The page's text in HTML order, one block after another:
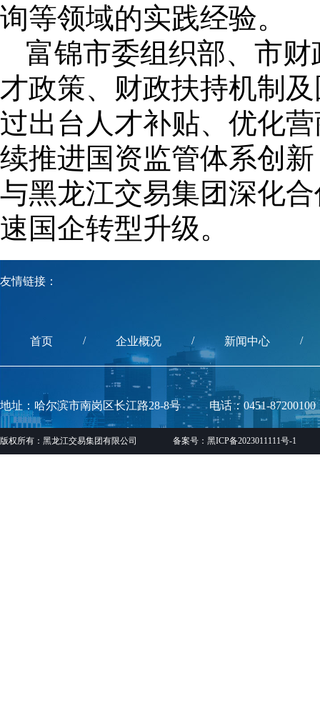
询等领域的实践经验。
富锦市委组织部、市
才政策、财政扶持机制
过出台人才补贴、优化
续推进国资监管体系创
与黑龙江交易集团深化
速国企转型升级。
友情链接：
首页 / 企业概况 / 新闻中心 /
地址：哈尔滨市南岗区长江路28-8号 电话：0451-87200100
版权所有：黑龙江交易集团有限公司 备案号：黑ICP备2023011111号-1